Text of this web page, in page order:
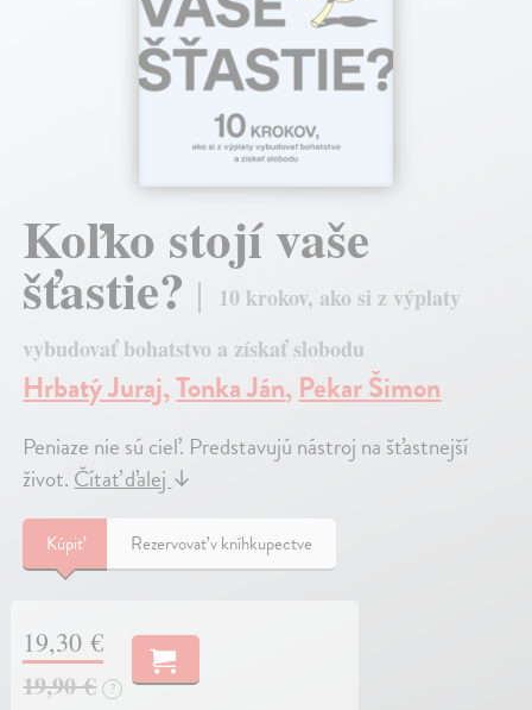
Koľko stojí vaše
šťastie?
10 krokov, ako si z výplaty
vybudovať bohatstvo a získať slobodu
Hrbatý Juraj,Tonka Ján,Pekar Šimon
Peniaze nie sú cieľ. Predstavujú nástroj na šťastnejší
život.Čítať ďalej↓
Kúpiť Rezervovať v kníhkupectve
19,30 €
19,90 €
?